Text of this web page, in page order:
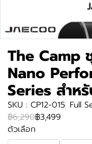
The Camp
Nano
Series สำห
SKU : CP12-015 Full
฿6,290฿3,499
ตัวเลือก